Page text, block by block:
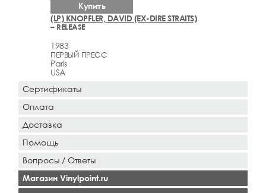
(LP) KNOPFLER, DAVID (EX-DIRE STRAITS)
– RELEASE
1983
ПЕРВЫЙ ПРЕСС
Paris
USA
Купить
Сертификаты
Оплата
Доставка
Помощь
Вопросы / Ответы
Магазин Vinylpoint.ru